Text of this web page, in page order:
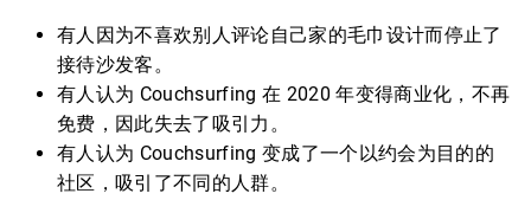
有人因为不喜欢别人评论自己家的毛巾设计而停止了
接待沙发客。
有人认为 Couchsurfing 在 2020 年变得商业化，不再
免费，因此失去了吸引力。
有人认为 Couchsurfing 变成了一个以约会为目的的
社区，吸引了不同的人群。